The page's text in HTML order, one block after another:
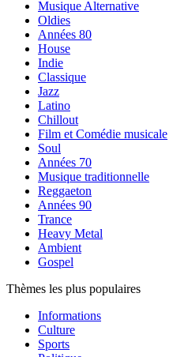
Musique Alternative
Oldies
Années 80
House
Indie
Classique
Jazz
Latino
Chillout
Film et Comédie musicale
Soul
Années 70
Musique traditionnelle
Reggaeton
Années 90
Trance
Heavy Metal
Ambient
Gospel
Thèmes les plus populaires
Informations
Culture
Sports